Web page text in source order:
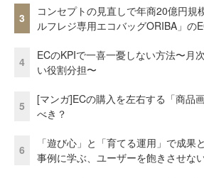
3
コンセプトの見直しで年商20億円
ルフレジ専用エコバッグORIBA」の
4
ECのKPIで一喜一憂しない方法〜月
い役割分担〜
5
[マンガ]ECの購入を左右する「商品
べき？
6
「遊び心」と「育てる運用」で成果
事例に学ぶ、ユーザーを飽きさせな